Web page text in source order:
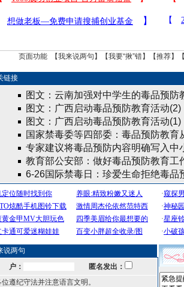
页面功能 【我来说两句 】【我要“揪”错】【推荐】
链接
图文：云南加强对中学生的毒品预防
图文：广西启动毒品预防教育活动(2)
图文：广西启动毒品预防教育活动(1)
国家禁毒委等四部委：毒品预防教育
专家建议将毒品预防内容明确写入中
教育部公安部：做好毒品预防教育工
6-26国际禁毒日：珍爱生命拒绝毒品
说两句
：
匿名发出：
遵纪守法并注意语言文明。